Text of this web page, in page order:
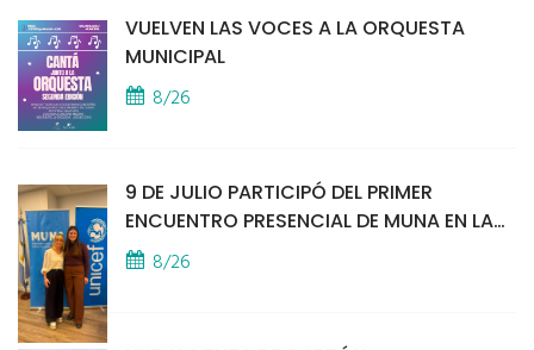
VUELVEN LAS VOCES A LA ORQUESTA
MUNICIPAL
8/26
9 DE JULIO PARTICIPÓ DEL PRIMER
ENCUENTRO PRESENCIAL DE MUNA EN LA
SEDE DE UNICEF
8/26